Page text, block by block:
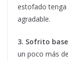
estofado
agradable.
3. Sofrito
un poco más